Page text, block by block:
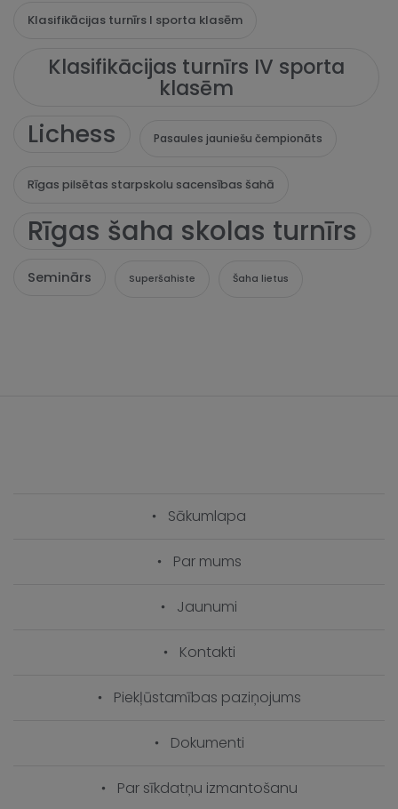
Klasifikācijas turnīrs I sporta klasēm
Klasifikācijas turnīrs IV sporta
klasēm
Lichess Pasaules jauniešu čempionāts
Rīgas pilsētas starpskolu sacensības šahā
Rīgas šaha skolas turnīrs
Seminārs Superšahiste Šaha lietus
Sākumlapa
Par mums
Jaunumi
Kontakti
Piekļūstamības paziņojums
Dokumenti
Par sīkdatņu izmantošanu